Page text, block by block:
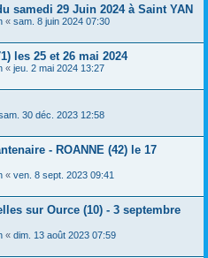
samedi 29 Juin 2024 à Saint YAN
« sam. 8 juin 2024 07:30
les 25 et 26 mai 2024
« jeu. 2 mai 2024 13:27
30 déc. 2023 12:58
- ROANNE (42) le 17
« ven. 8 sept. 2023 09:41
sur Ource (10) - 3 septembre
« dim. 13 août 2023 07:59